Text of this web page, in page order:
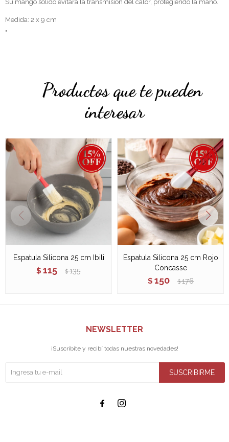
Su mango sólido evitará la transmisión del calor, protegiendo la mano.
Medida: 2 x 9 cm
"
Productos que te pueden
interesar
Espatula Silicona 25 cm Ibili
$ 115 $ 135
Espatula Silicona 25 cm Rojo
Concasse
$ 150 $ 176
NEWSLETTER
¡Suscribite y recibí todas nuestras novedades!
SUSCRIBIRME
 